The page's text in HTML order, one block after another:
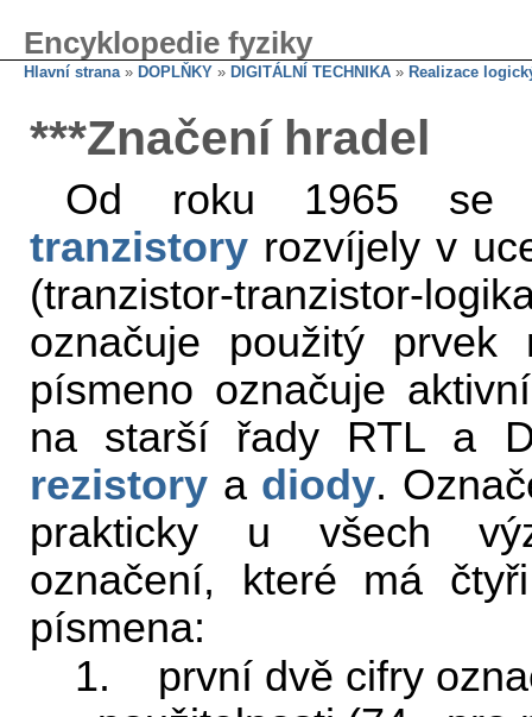
Encyklopedie fyziky
Hlavní strana» DOPLŇKY » DIGITÁLNÍ TECHNIKA » Realizace
***Značení hradel
Od roku 1965 se
tranzistory rozvíjely v
(tranzistor-tranzistor-
označuje použitý prvek
písmeno označuje
na starší řady RTL a
rezistory a diody.
prakticky u všech
označení, které má
písmena:
1. první dvě cifry